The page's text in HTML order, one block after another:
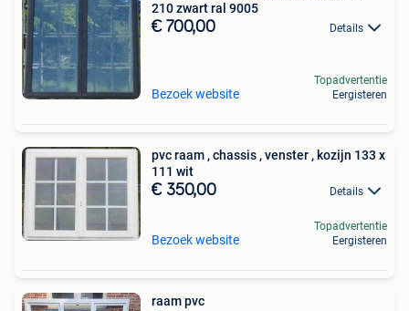
210 zwart ral 9005
€ 700,00 Details
Bezoek website
Topadvertentie
Eergisteren
pvc raam , chassis , venster , kozijn 133 x
111 wit
€ 350,00 Details
Bezoek website
Topadvertentie
Eergisteren
raam pvc